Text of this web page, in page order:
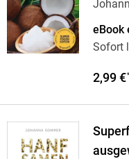
eBook
Sofort
2,99 €*